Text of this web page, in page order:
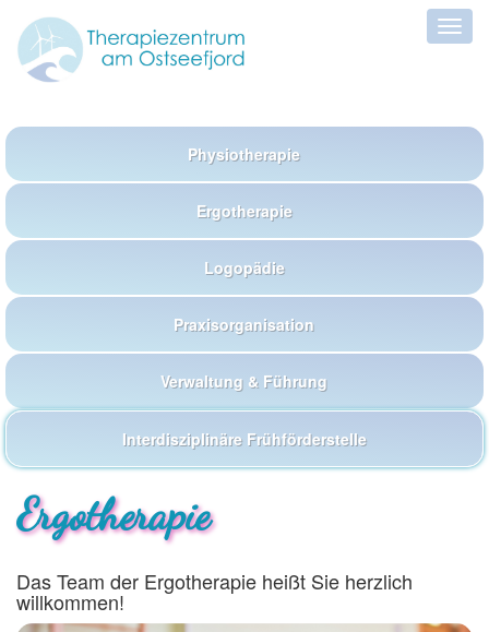
Physiotherapie
Ergotherapie
Logopädie
Praxisorganisation
Verwaltung & Führung
Interdisziplinäre Frühförderstelle
Ergotherapie
Das Team der Ergotherapie heißt Sie herzlich
willkommen!